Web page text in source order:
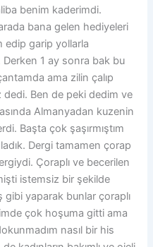
benim kaderimdi.
bana gelen hediyeleri
edip garip yollarla
Derken 1 ay sonra bak bu
ama zilin çalıp
dedi. Ben de peki dedim ve
Almanyadan kuzenin
Başta çok şaşırmıştım
Dergi tamamen çorap
Çoraplı ve becerilen
istemsiz bir şekilde
gibi yaparak bunlar çoraplı
çok hoşuma gitti ama
nasıl bir his